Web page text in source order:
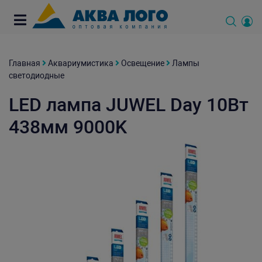
Главная Аквариумистика Освещение
Лампы
светодиодные
LED лампа JUWEL Day 10Вт
438мм 9000K